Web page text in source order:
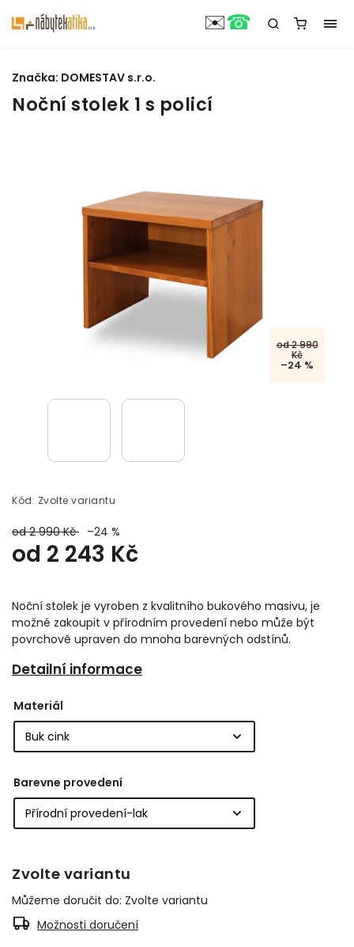
Noční stolek 1 s policí
od 2 990
Kč
–24 %
Kód: Zvolte variantu
od 2 990 Kč –24 %
od 2 243 Kč
Noční stolek je vyroben z kvalitního bukového masivu, je
možné zakoupit v přírodním provedení nebo může být
povrchově upraven do mnoha barevných odstínů.
Detailní informace
Značka: DOMESTAV s.r.o.
Materiál
Barevne provedení
Zvolte variantu
Můžeme doručit do: Zvolte variantu
Možnosti doručení
✉️☎